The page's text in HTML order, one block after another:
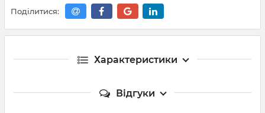
Поділитися:
Характеристики
Відгуки